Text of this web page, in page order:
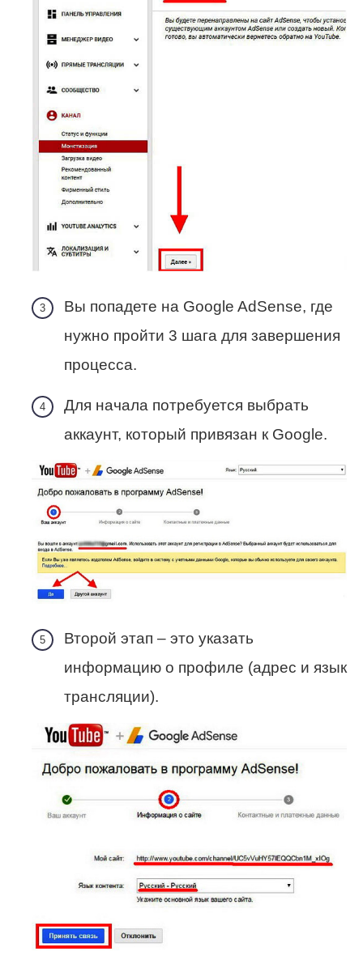
Вы попадете на Google AdSense, где
нужно пройти 3 шага для завершения
процесса.
Для начала потребуется выбрать
аккаунт, который привязан к Google.
Второй этап – это указать
информацию о профиле (адрес и язык
трансляции).